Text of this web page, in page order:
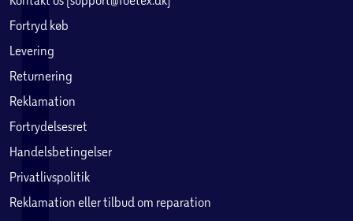
Fortryd køb
Levering
Returnering
Reklamation
Fortrydelsesret
Handelsbetingelser
Privatlivspolitik
Reklamation eller tilbud om reparation